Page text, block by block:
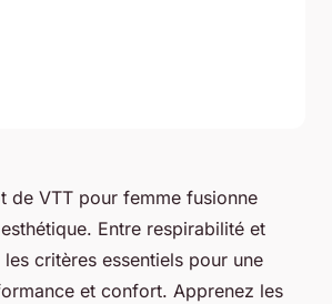
de VTT pour femme fusionne
Entre respirabilité et
critères essentiels pour une
et confort. Apprenez les